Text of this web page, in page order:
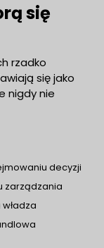
się
rzadko
się jako
nigdy nie
decyzji
zarządzania